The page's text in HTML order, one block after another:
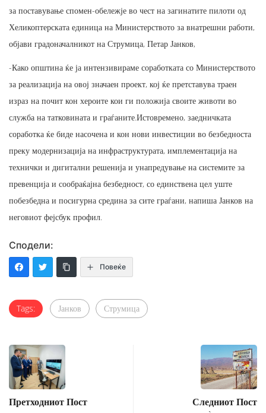
за поставување спомен-обележје во чест на загинатите пилоти од
Хеликоптерската единица на Министерството за внатрешни работи,
објави градоначалникот на Струмица, Петар Јанков,
-Како општина ќе ја интензивираме соработката со Министерството
за реализација на овој значаен проект, кој ќе претставува траен
израз на почит кон хероите кои ги положија своите животи во
служба на татковината и граѓаните.Истовремено, заедничката
соработка ќе биде насочена и кон нови инвестиции во безбедноста
преку модернизација на инфраструктурата, имплементација на
технички и дигитални решенија и унапредување на системите за
превенција и сообраќајна безбедност, со единствена цел уште
побезбедна и посигурна средина за сите граѓани, напиша Јанков на
неговиот фејсбук профил.
Сподели:
Повеќе
Tags: Јанков Струмица
Претходниот Пост Следниот Пост